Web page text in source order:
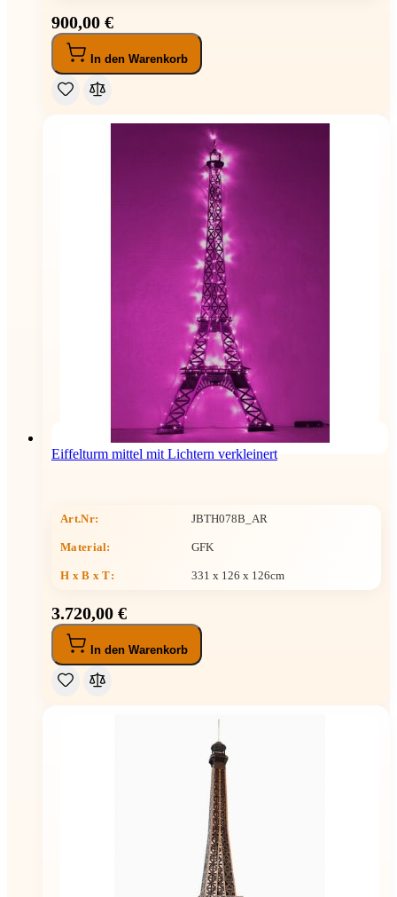
900,00 €
In den Warenkorb
Eiffelturm mittel mit Lichtern verkleinert
Art.Nr: JBTH078B_AR
Material: GFK
H x B x T: 331 x 126 x 126cm
3.720,00 €
In den Warenkorb